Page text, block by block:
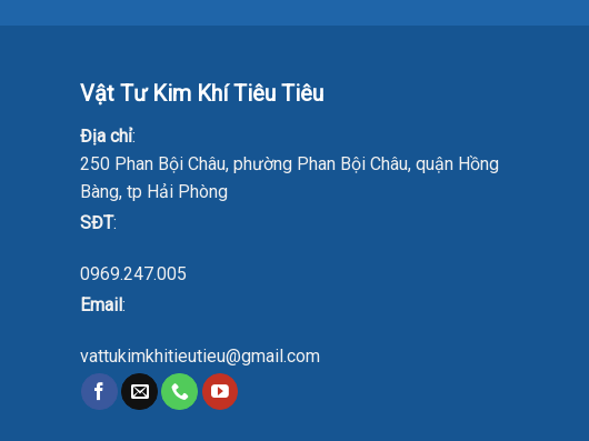
Vật Tư Kim Khí Tiêu Tiêu
Địa chỉ:
250 Phan Bội Châu, phường Phan Bội Châu, quận Hồng
Bàng, tp Hải Phòng
SĐT:
0969.247.005
Email:
vattukimkhitieutieu@gmail.com